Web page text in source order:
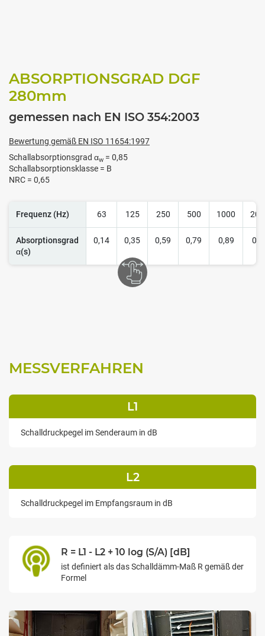
ABSORPTIONSGRAD DGF
280mm
gemessen nach EN ISO 354:2003
Bewertung gemäß EN ISO 11654:1997
Schallabsorptionsgrad αw = 0,85
Schallabsorptionsklasse = B
NRC = 0,65
Frequenz (Hz) 63 125 250 500 1000
Absorptionsgrad
α(s)
0,14 0,35 0,59 0,79 0,89
MESSVERFAHREN
L1
Schalldruckpegel im Senderaum in dB
L2
Schalldruckpegel im Empfangsraum in dB
R = L1 - L2 + 10 log (S/A) [dB]
ist definiert als das Schalldämm-Maß R gemäß der
Formel